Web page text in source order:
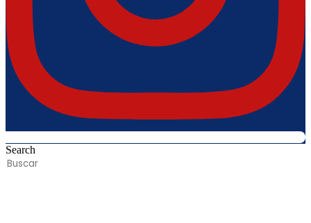
Search